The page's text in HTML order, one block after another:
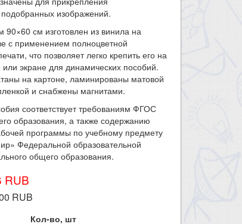
изображений.
90×60 см изготовлен из винила на
с применением полноцветной
что позволяет легко крепить его на
или экране для динамических пособий.
на картоне, ламинированы матовой
и снабжены магнитами.
соответствует требованиям ФГОС
образования, а также содержанию
программы по учебному предмету
Федеральной образовательной
общего образования.
RUB
RUB
Кол-во, шт